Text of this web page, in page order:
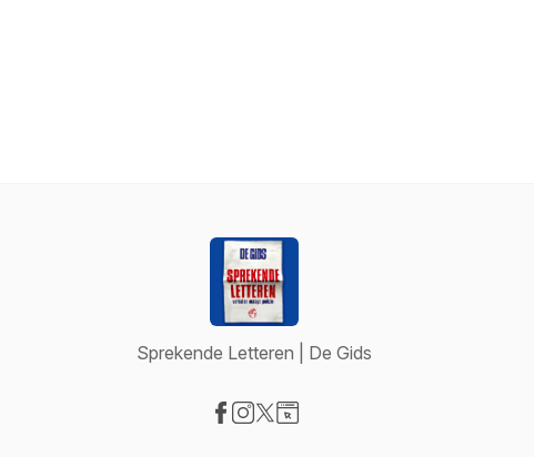
Sprekende Letteren | De Gids